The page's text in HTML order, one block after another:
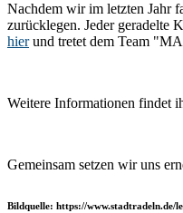
Nachdem wir im letzten Jahr
zurücklegen. Jeder geradelte
hierund tretet dem Team
Weitere Informationen findet
Gemeinsam setzen wir uns
Bildquelle: https://www.stadtradeln.de/